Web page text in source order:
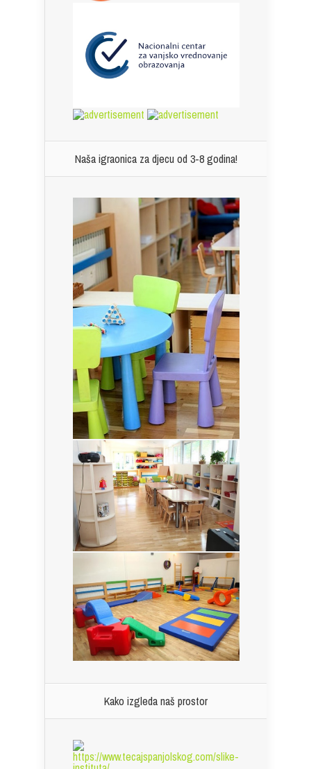
Naša igraonica za djecu od 3-8 godina!
Kako izgleda naš prostor